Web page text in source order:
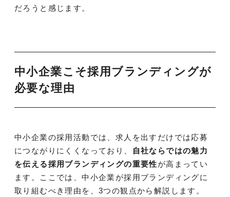
だろうと感じます。
中小企業こそ採用ブランディングが
必要な理由
中小企業の採用活動では、求人を出すだけでは応募
につながりにくくなっており、
自社ならではの魅力
を伝える採用ブランディングの重要性が高まってい
ます。ここでは、中小企業が採用ブランディングに
取り組むべき理由を、3つの観点から解説します。